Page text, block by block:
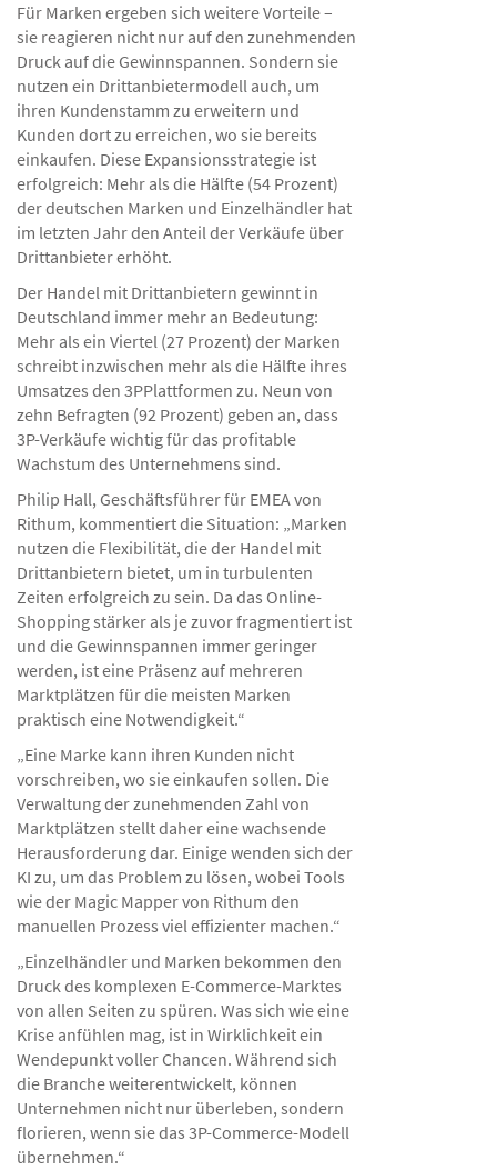
Für Marken ergeben sich weitere Vorteile –
sie reagieren nicht nur auf den zunehmenden
Druck auf die Gewinnspannen. Sondern sie
nutzen ein Drittanbietermodell auch, um
ihren Kundenstamm zu erweitern und
Kunden dort zu erreichen, wo sie bereits
einkaufen. Diese Expansionsstrategie ist
erfolgreich: Mehr als die Hälfte (54 Prozent)
der deutschen Marken und Einzelhändler hat
im letzten Jahr den Anteil der Verkäufe über
Drittanbieter erhöht.
Der Handel mit Drittanbietern gewinnt in
Deutschland immer mehr an Bedeutung:
Mehr als ein Viertel (27 Prozent) der Marken
schreibt inzwischen mehr als die Hälfte ihres
Umsatzes den 3PPlattformen zu. Neun von
zehn Befragten (92 Prozent) geben an, dass
3P-Verkäufe wichtig für das profitable
Wachstum des Unternehmens sind.
Philip Hall, Geschäftsführer für EMEA von
Rithum, kommentiert die Situation: „Marken
nutzen die Flexibilität, die der Handel mit
Drittanbietern bietet, um in turbulenten
Zeiten erfolgreich zu sein. Da das Online-
Shopping stärker als je zuvor fragmentiert ist
und die Gewinnspannen immer geringer
werden, ist eine Präsenz auf mehreren
Marktplätzen für die meisten Marken
praktisch eine Notwendigkeit.“
„Eine Marke kann ihren Kunden nicht
vorschreiben, wo sie einkaufen sollen. Die
Verwaltung der zunehmenden Zahl von
Marktplätzen stellt daher eine wachsende
Herausforderung dar. Einige wenden sich der
KI zu, um das Problem zu lösen, wobei Tools
wie der Magic Mapper von Rithum den
manuellen Prozess viel effizienter machen.“
„Einzelhändler und Marken bekommen den
Druck des komplexen E-Commerce-Marktes
von allen Seiten zu spüren. Was sich wie eine
Krise anfühlen mag, ist in Wirklichkeit ein
Wendepunkt voller Chancen. Während sich
die Branche weiterentwickelt, können
Unternehmen nicht nur überleben, sondern
florieren, wenn sie das 3P-Commerce-Modell
übernehmen.“